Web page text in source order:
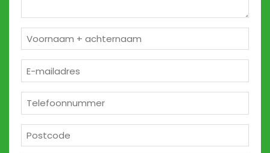
Naam
*
mailadres
*
*